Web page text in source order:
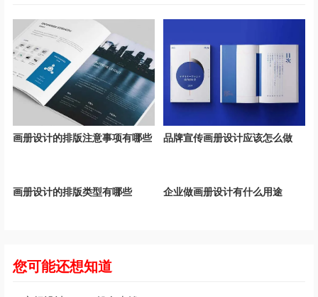
画册设计的排版注意事项有哪些 品牌宣传画册设计应该怎么做